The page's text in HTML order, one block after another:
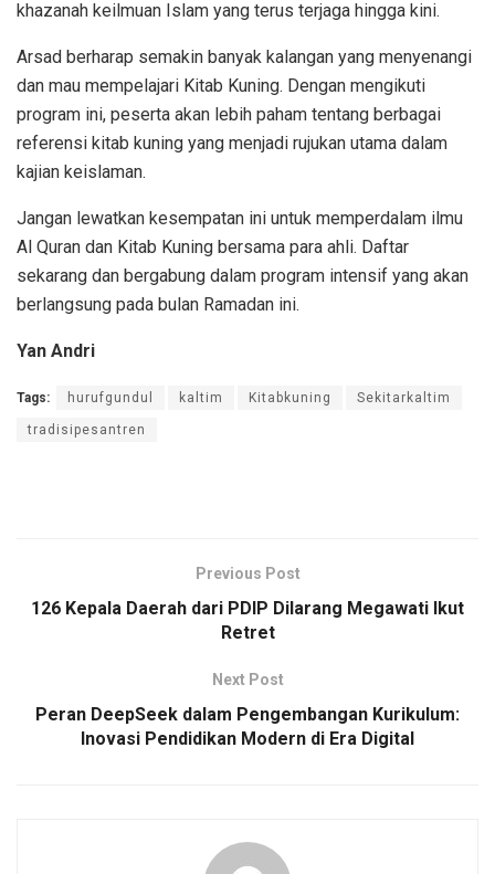
khazanah keilmuan Islam yang terus terjaga hingga kini.
Arsad berharap semakin banyak kalangan yang menyenangi
dan mau mempelajari Kitab Kuning. Dengan mengikuti
program ini, peserta akan lebih paham tentang berbagai
referensi kitab kuning yang menjadi rujukan utama dalam
kajian keislaman.
Jangan lewatkan kesempatan ini untuk memperdalam ilmu
Al Quran dan Kitab Kuning bersama para ahli. Daftar
sekarang dan bergabung dalam program intensif yang akan
berlangsung pada bulan Ramadan ini.
Yan Andri
Tags: hurufgundul kaltim Kitabkuning Sekitarkaltim
tradisipesantren
Previous Post
126 Kepala Daerah dari PDIP Dilarang Megawati Ikut
Retret
Next Post
Peran DeepSeek dalam Pengembangan Kurikulum:
Inovasi Pendidikan Modern di Era Digital